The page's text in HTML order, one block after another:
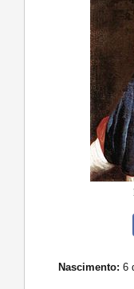
Nascimento: 6